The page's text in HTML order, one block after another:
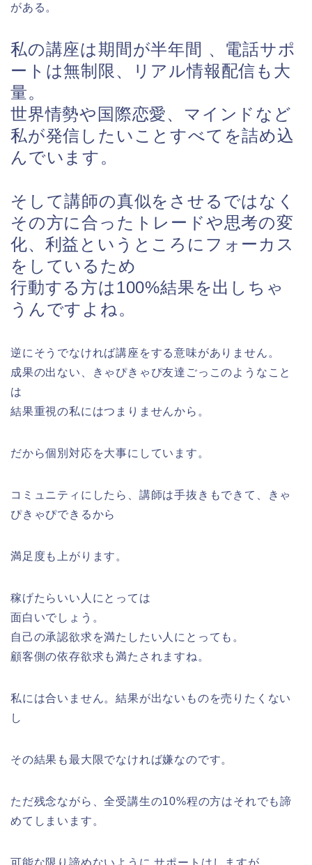
がある。
私の講座は期間が半年間 、電話サポ
ートは無制限、
リアル情報配信も大
量。
世界情勢や国際恋愛、マインドなど
私が発信したいことすべてを詰め込
んでいます。
そして講師の真似をさせるではなく
その方に合ったトレードや思考の変
化、利益というところにフォーカス
をしているため
行動する方は100%結果を出しちゃ
うんですよね。
逆にそうでなければ講座をする意味がありません。
成果の出ない、きゃぴきゃぴ友達ごっこのようなこと
は
結果重視の私にはつまりませんから。
だから個別対応を大事にしています。
コミュニティにしたら、講師は手抜きもできて、きゃ
ぴきゃぴできるから
満足度も上がります。
稼げたらいい人にとっては
面白いでしょう。
自己の承認欲求を満たしたい人にとっても。
顧客側の依存欲求も満たされますね。
私には合いません。結果が出ないものを売りたくない
し
その結果も最大限でなければ嫌なのです。
ただ残念ながら、全受講生の10%程の方はそれでも諦
めてしまいます。
可能な限り諦めないように サポートはしますが